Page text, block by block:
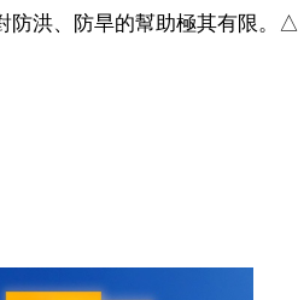
洪、防旱的幫助極其有限。△